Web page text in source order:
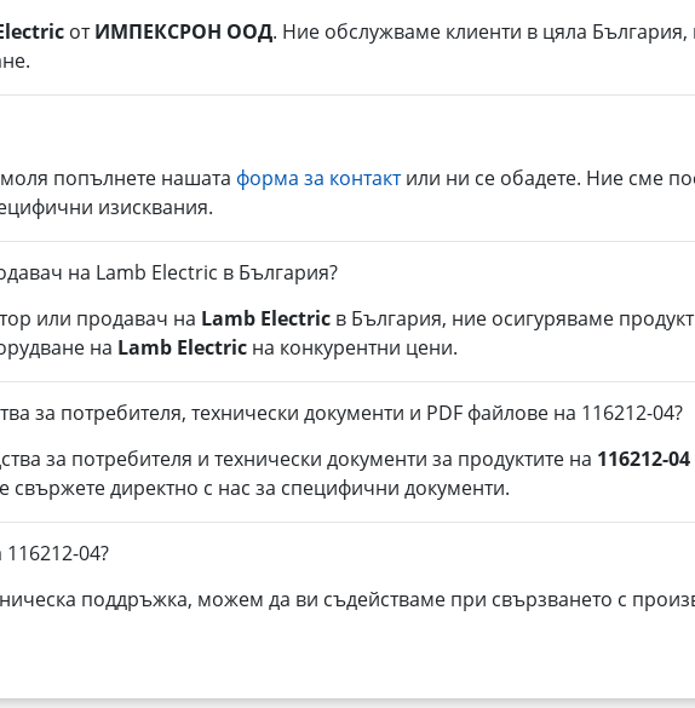
отИМПЕКСРОН ООД. Ние обслужваме клиенти в цяла България,
попълнете нашата форма за контактили ни се обадете. Ние сме
изисквания.
на Lamb Electric в България?
или продавач на Lamb Electric в България, ние осигуряваме
на Lamb Electric на конкурентни цени.
за потребителя, технически документи и PDF файлове на 116212-04?
за потребителя и технически документи за продуктите на 116212-04
свържете директно с нас за специфични документи.
04?
поддръжка, можем да ви съдействаме при свързването с